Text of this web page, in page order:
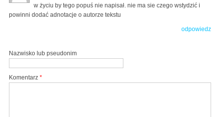
w życiu by tego popuś nie napisał. nie ma sie czego wstydzić i
powinni dodać adnotacje o autorze tekstu
odpowiedz
Nazwisko lub pseudonim
Komentarz *